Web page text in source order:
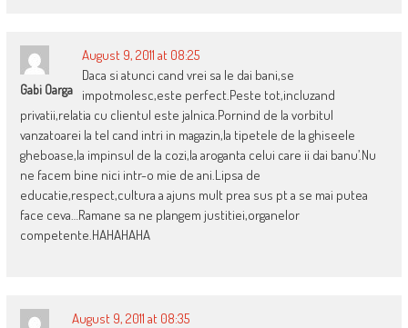
Gabi Oarga
August 9, 2011 at 08:25
Daca si atunci cand vrei sa le dai bani,se
impotmolesc,este perfect.Peste tot,incluzand
privatii,relatia cu clientul este jalnica.Pornind de la vorbitul
vanzatoarei la tel cand intri in magazin,la tipetele de la ghiseele
gheboase,la impinsul de la cozi,la aroganta celui care ii dai banu’.Nu
ne facem bine nici intr-o mie de ani.Lipsa de
educatie,respect,cultura a ajuns mult prea sus pt a se mai putea
face ceva…Ramane sa ne plangem justitiei,organelor
competente.HAHAHAHA
August 9, 2011 at 08:35